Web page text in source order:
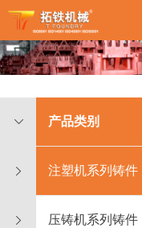
产品类别
注塑机系列铸件
压铸机系列铸件